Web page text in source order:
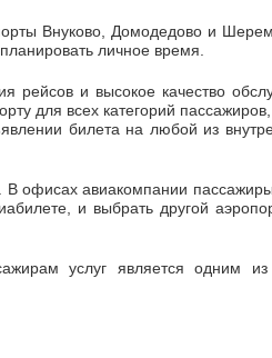
Внуково, Домодедово и
личное время.
и высокое качество
для всех категорий
билета на любой из
В офисах авиакомпании
и выбрать другой
услуг является одним